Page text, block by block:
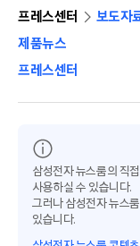
프레스센터
보도자
제품뉴스
프레스센터
삼성전자 뉴스룸의 직
사용하실 수 있습니다.
그러나 삼성전자 뉴스
있습니다.